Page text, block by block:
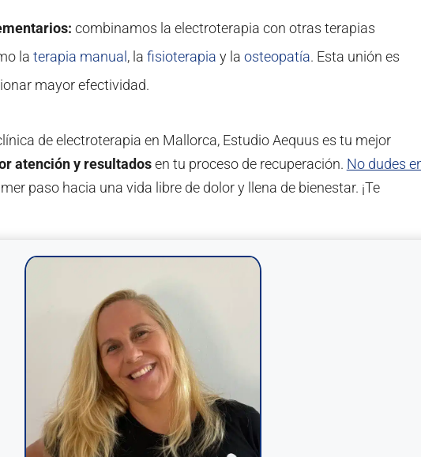
combinamos la electroterapia con otras terapias
la terapia manual , la fisioterapia y la osteopatía. Esta unión es
mayor efectividad.
de electroterapia en Mallorca, Estudio Aequus es tu mejor
atención y resultadosen tu proceso de recuperación. No dudes
paso hacia una vida libre de dolor y llena de bienestar. ¡Te